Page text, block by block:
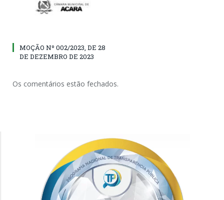
MOÇÃO Nº 002/2023, DE 28
DE DEZEMBRO DE 2023
Os comentários estão fechados.